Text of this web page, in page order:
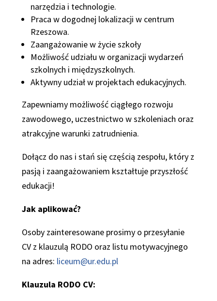
narzędzia i technologie.
Praca w dogodnej lokalizacji w centrum
Rzeszowa.
Zaangażowanie w życie szkoły
Możliwość udziału w organizacji wydarzeń
szkolnych i międzyszkolnych.
Aktywny udział w projektach edukacyjnych.
Zapewniamy możliwość ciągłego rozwoju
zawodowego, uczestnictwo w szkoleniach oraz
atrakcyjne warunki zatrudnienia.
Dołącz do nas i stań się częścią zespołu, który z
pasją i zaangażowaniem kształtuje przyszłość
edukacji!
Jak aplikować?
Osoby zainteresowane prosimy o przesyłanie
CV z klauzulą RODO oraz listu motywacyjnego
na adres: liceum@ur.edu.pl
Klauzula RODO CV: